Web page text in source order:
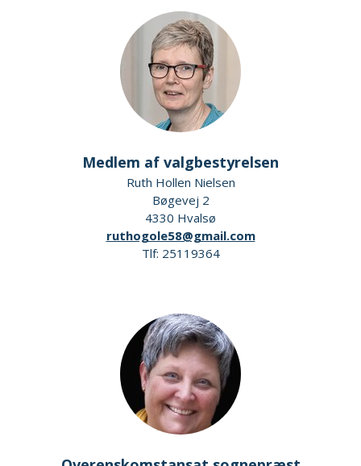
Medlem af valgbestyrelsen
Ruth Hollen Nielsen
Bøgevej 2
4330 Hvalsø
ruthogole58@gmail.com
Tlf: 25119364